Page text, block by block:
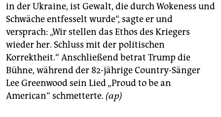
in der Ukraine, ist Gewalt, die durch Wokeness und
Schwäche entfesselt wurde“, sagte er und
versprach: „Wir stellen das Ethos des Kriegers
wieder her. Schluss mit der politischen
Korrektheit.“ Anschließend betrat Trump die
Bühne, während der 82-jährige Country-Sänger
Lee Greenwood sein Lied „Proud to be an
American“ schmetterte. (ap)